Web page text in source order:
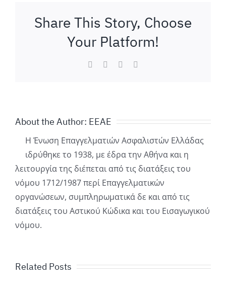
Share This Story, Choose
Your Platform!
FacebookLinkedInWhatsApp
About the Author: ΕΕΑΕ
Η Ένωση Επαγγελματιών Ασφαλιστών Ελλάδας
ιδρύθηκε το 1938, με έδρα την Αθήνα και η
λειτουργία της διέπεται από τις διατάξεις του
νόμου 1712/1987 περί Επαγγελματικών
οργανώσεων, συμπληρωματικά δε και από τις
διατάξεις του Αστικού Κώδικα και του Εισαγωγικού
νόμου.
Related Posts